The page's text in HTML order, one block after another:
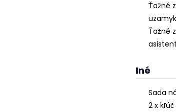
Ťažné
Ťažné
Iné
Sada
2 x